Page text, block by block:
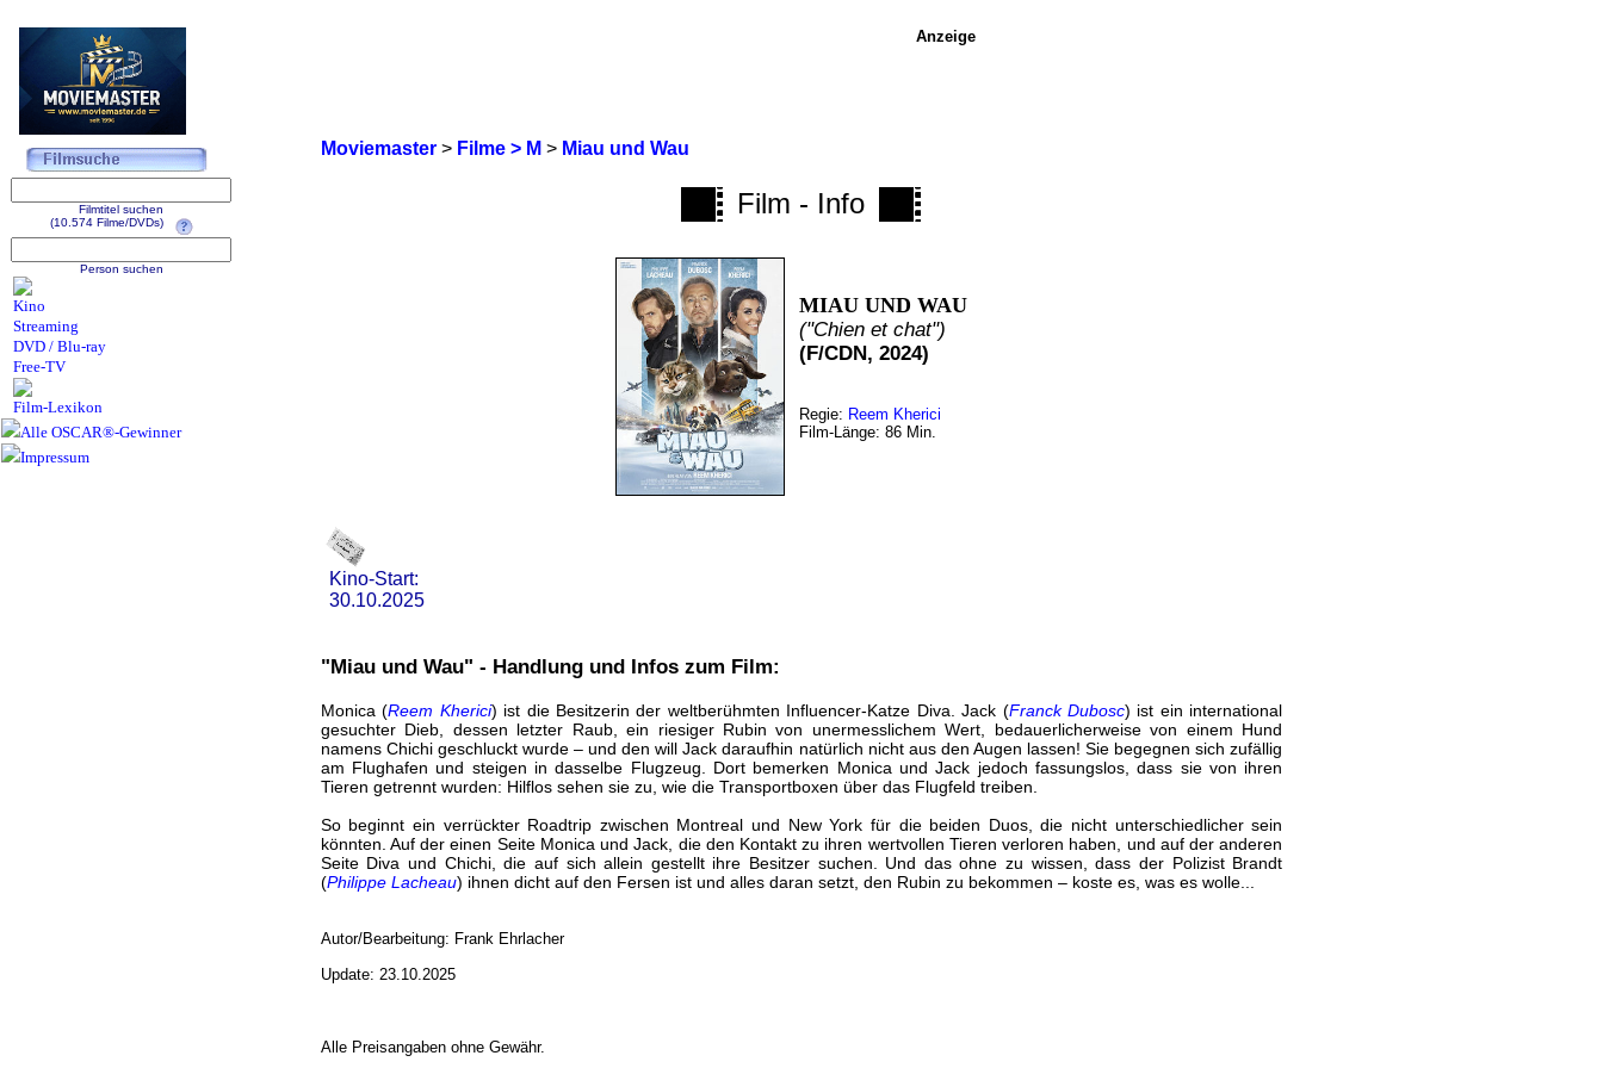
Moviemaster> Filme > M > Miau und Wau
Film - Info
MIAU UND WAU
("Chien et chat")
(F/CDN, 2024)
Regie: Reem Kherici
Film-Länge: 86 Min.
Kino-Start:
30.10.2025
"Miau und Wau" - Handlung und Infos zum Film:
Monica (Reem Kherici) ist die Besitzerin der weltberühmten Influencer-Katze Diva. Jack (Franck Dubosc) ist ein international
gesuchter Dieb, dessen letzter Raub, ein riesiger Rubin von unermesslichem Wert, bedauerlicherweise von einem Hund
namens Chichi geschluckt wurde – und den will Jack daraufhin natürlich nicht aus den Augen lassen! Sie begegnen sich zufällig
am Flughafen und steigen in dasselbe Flugzeug. Dort bemerken Monica und Jack jedoch fassungslos, dass sie von ihren
Tieren getrennt wurden: Hilflos sehen sie zu, wie die Transportboxen über das Flugfeld treiben.
So beginnt ein verrückter Roadtrip zwischen Montreal und New York für die beiden Duos, die nicht unterschiedlicher sein
könnten. Auf der einen Seite Monica und Jack, die den Kontakt zu ihren wertvollen Tieren verloren haben, und auf der anderen
Seite Diva und Chichi, die auf sich allein gestellt ihre Besitzer suchen. Und das ohne zu wissen, dass der Polizist Brandt
(Philippe Lacheau) ihnen dicht auf den Fersen ist und alles daran setzt, den Rubin zu bekommen – koste es, was es wolle...
Autor/Bearbeitung: Frank Ehrlacher
Update: 23.10.2025
Alle Preisangaben ohne Gewähr.
Anzeige
Filmtitel suchen
(10.574 Filme/DVDs)
Person suchen
Kino
Streaming
DVD / Blu-ray
Free-TV
Film-Lexikon
Alle OSCAR®-Gewinner
Impressum